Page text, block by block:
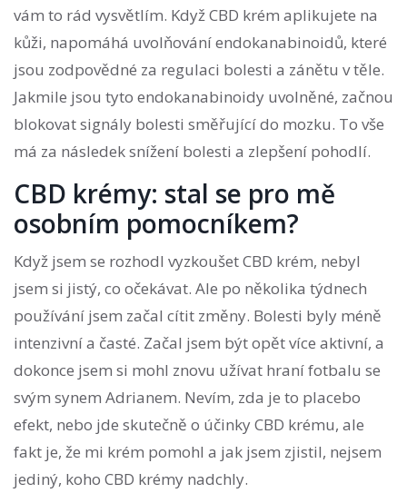
vám to rád vysvětlím. Když CBD krém aplikujete na
kůži, napomáhá uvolňování endokanabinoidů, které
jsou zodpovědné za regulaci bolesti a zánětu v těle.
Jakmile jsou tyto endokanabinoidy uvolněné, začnou
blokovat signály bolesti směřující do mozku. To vše
má za následek snížení bolesti a zlepšení pohodlí.
CBD krémy: stal se pro mě
osobním pomocníkem?
Když jsem se rozhodl vyzkoušet CBD krém, nebyl
jsem si jistý, co očekávat. Ale po několika týdnech
používání jsem začal cítit změny. Bolesti byly méně
intenzivní a časté. Začal jsem být opět více aktivní, a
dokonce jsem si mohl znovu užívat hraní fotbalu se
svým synem Adrianem. Nevím, zda je to placebo
efekt, nebo jde skutečně o účinky CBD krému, ale
fakt je, že mi krém pomohl a jak jsem zjistil, nejsem
jediný, koho CBD krémy nadchly.